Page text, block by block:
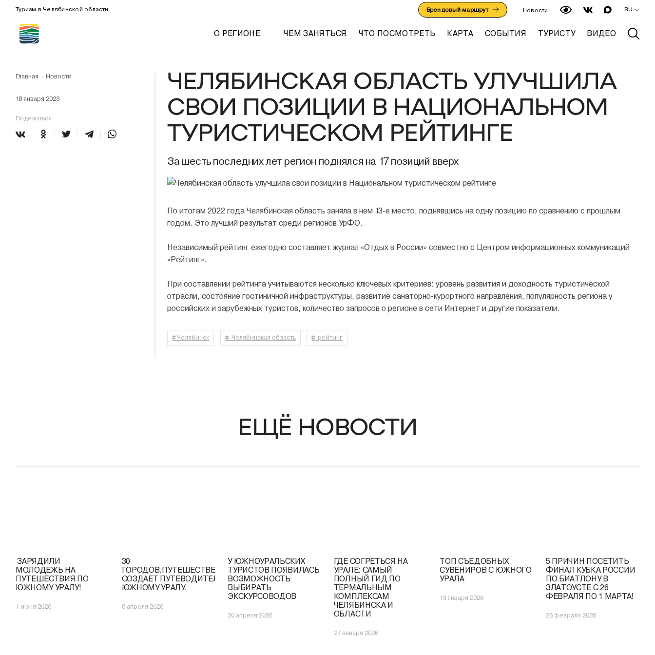
Туризм в Челябинской области Брендовый маршрут Новости RU
О РЕГИОНЕ ЧЕМ ЗАНЯТЬСЯ ЧТО ПОСМОТРЕТЬ КАРТА СОБЫТИЯ ТУРИСТУ ВИДЕО
Главная > Новости
18 января 2023
Поделиться
ЧЕЛЯБИНСКАЯ ОБЛАСТЬ УЛУЧШИЛА
СВОИ ПОЗИЦИИ В НАЦИОНАЛЬНОМ
ТУРИСТИЧЕСКОМ РЕЙТИНГЕ
За шесть последних лет регион поднялся на 17 позиций вверх
По итогам 2022 года Челябинская область заняла в нем 13-е место, поднявшись на одну позицию по сравнению с прошлым
годом. Это лучший результат среди регионов УрФО.
Независимый рейтинг ежегодно составляет журнал «Отдых в России» совместно с Центром информационных коммуникаций
«Рейтинг».
При составлении рейтинга учитываются несколько ключевых критериев: уровень развития и доходность туристической
отрасли, состояние гостиничной инфраструктуры, развитие санаторно-курортного направления, популярность региона у
российских и зарубежных туристов, количество запросов о регионе в сети Интернет и другие показатели.
# Челябинск # Челябинская область # рейтинг
ЕЩЁ НОВОСТИ
️ ЗАРЯДИЛИ
МОЛОДЕЖЬ НА
ПУТЕШЕСТВИЯ ПО
ЮЖНОМУ УРАЛУ!
1 июня 2026
30
ГОРОДОВ.ПУТЕШЕСТВЕННИЦА
СОЗДАЕТ ПУТЕВОДИТЕЛЬ ПО
ЮЖНОМУ УРАЛУ.
8 апреля 2026
У ЮЖНОУРАЛЬСКИХ
ТУРИСТОВ ПОЯВИЛАСЬ
ВОЗМОЖНОСТЬ
ВЫБИРАТЬ
ЭКСКУРСОВОДОВ
20 апреля 2026
ГДЕ СОГРЕТЬСЯ НА
УРАЛЕ: САМЫЙ
ПОЛНЫЙ ГИД ПО
ТЕРМАЛЬНЫМ
КОМПЛЕКСАМ
ЧЕЛЯБИНСКА И
ОБЛАСТИ
27 января 2026
ТОП СЪЕДОБНЫХ
СУВЕНИРОВ С ЮЖНОГО
УРАЛА
13 января 2026
5 ПРИЧИН ПОСЕТИТЬ
ФИНАЛ КУБКА РОССИИ
ПО БИАТЛОНУ В
ЗЛАТОУСТЕ С 26
ФЕВРАЛЯ ПО 1 МАРТА!
26 февраля 2026